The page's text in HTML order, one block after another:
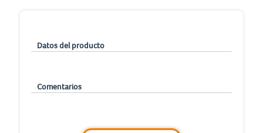
Datos del producto
Comentarios